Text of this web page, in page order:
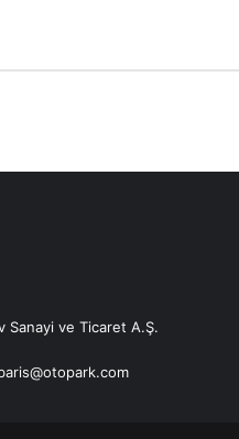
Sanayi ve Ticaret A.Ş.